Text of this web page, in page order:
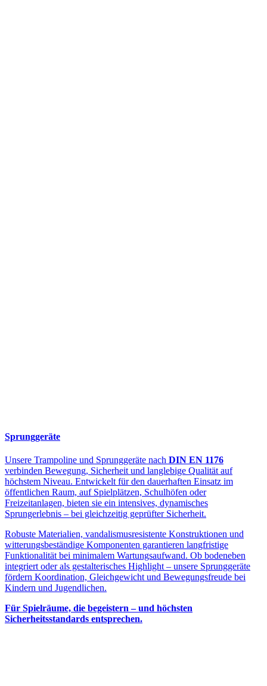
Sprunggeräte
Unsere Trampoline und Sprunggeräte nach DIN EN 1176
verbinden Bewegung, Sicherheit und langlebige Qualität auf
höchstem Niveau. Entwickelt für den dauerhaften Einsatz im
öffentlichen Raum, auf Spielplätzen, Schulhöfen oder
Freizeitanlagen, bieten sie ein intensives, dynamisches
Sprungerlebnis – bei gleichzeitig geprüfter Sicherheit.
Robuste Materialien, vandalismusresistente Konstruktionen und
witterungsbeständige Komponenten garantieren langfristige
Funktionalität bei minimalem Wartungsaufwand. Ob bodeneben
integriert oder als gestalterisches Highlight – unsere Sprunggeräte
fördern Koordination, Gleichgewicht und Bewegungsfreude bei
Kindern und Jugendlichen.
Für Spielräume, die begeistern – und höchsten
Sicherheitsstandards entsprechen.